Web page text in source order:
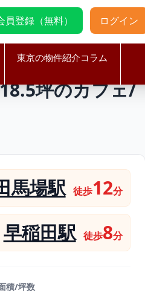
員登録（無料） ログイン
東京の物件紹介コラム
18.5坪のカフェ/ダイニングバー居
坪のカフェ/
馬場駅 徒歩12分
早稲田駅 徒歩8分
積/坪数